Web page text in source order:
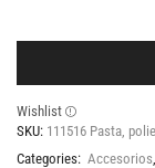
Wishlist
SKU: 111516 Pasta,
Categories: Accesorios